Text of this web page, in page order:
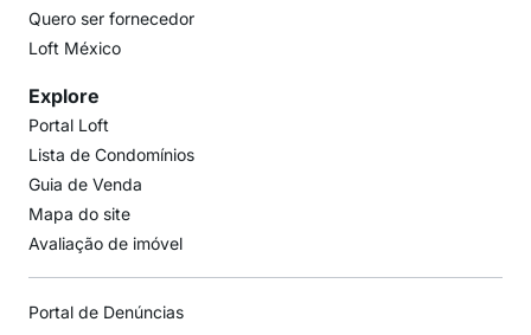
Quero ser fornecedor
Loft México
Explore
Portal Loft
Lista de Condomínios
Guia de Venda
Mapa do site
Avaliação de imóvel
Portal de Denúncias